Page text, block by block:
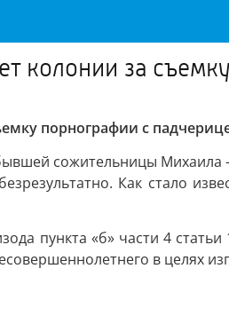
колонии за
порнографии с
сожительницы
Как стало
пункта «б» части 4
в целях